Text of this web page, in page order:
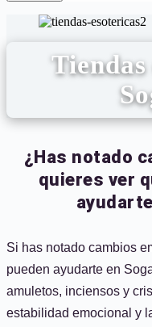
¿Has notado
quieres ver
Si has notado cambios
pueden ayudarte en
amuletos, inciensos y
estabilidad emocional y